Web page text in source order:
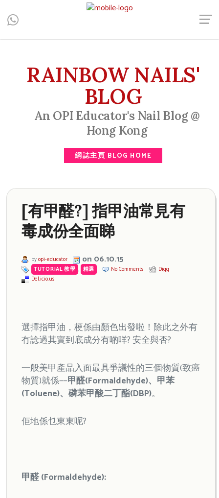
Central, Hong Kong - Manicure, Pedicure, Gel Nails, Acrylic Nail,
Men's Manicure, Nail Biter, Nail Party, 水晶甲, 男士美甲, 咬指甲
RAINBOW NAILS'
BLOG
An OPI Educator's Nail Blog @
Hong Kong
網誌主頁 BLOG HOME
[有甲醛?] 指甲油常見有
毒成份全面睇
byopi-educator on 06.10.15
TUTORIAL 教學 , 精選 No Comments
Digg
Del.icio.us
選擇指甲油，梗係由顏色出發啦！除此之外有
冇諗過其實到底成分有啲咩? 安全與否?
一般美甲產品入面最具爭議性的三個物質(致癌
物質)就係—–甲醛(Formaldehyde)、 甲苯
(Toluene)、 磷苯甲酸二丁酯(DBP)。
佢地係乜東東呢?
甲醛 (Formaldehyde):